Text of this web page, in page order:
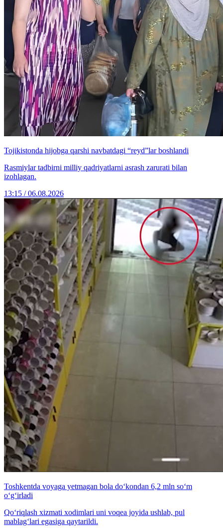
Tojikistonda hijobga qarshi navbatdagi “reyd”lar boshlandi
Rasmiylar tadbirni milliy qadriyatlarni asrash zarurati bilan
izohlagan.
13:15 / 06.08.2026
Toshkentda voyaga yetmagan bola do‘kondan 6,2 mln so‘m
o‘g‘irladi
Qo‘riqlash xizmati xodimlari uni voqea joyida ushlab, pul
mablag‘lari egasiga qaytarildi.